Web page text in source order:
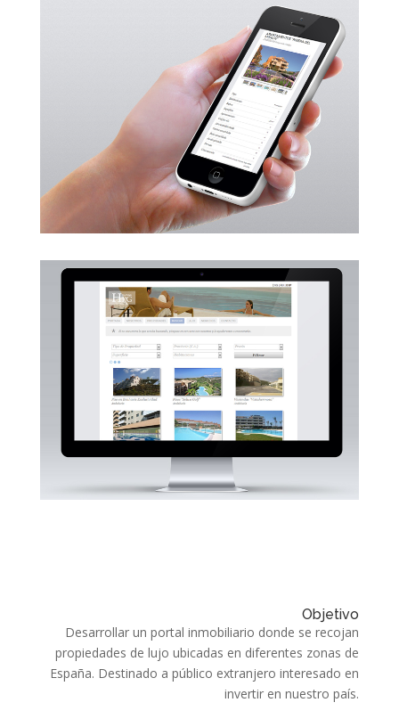
Objetivo
Desarrollar un portal inmobiliario donde se recojan
propiedades de lujo ubicadas en diferentes zonas de
España. Destinado a público extranjero interesado en
invertir en nuestro país.